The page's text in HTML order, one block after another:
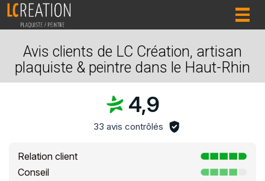
Avis clients de LC Création, artisan
plaquiste & peintre dans le Haut-Rhin
4,9
33 avis contrôlés
Relation client
Conseil